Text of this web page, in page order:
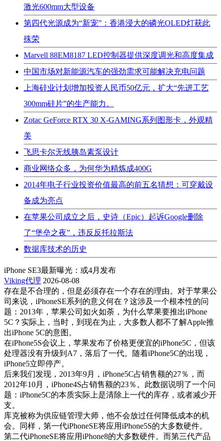
激光600mm大型设备
第四代光源成为“新宠”：香港浸大的磷光OLED灯获此
殊荣
Marvell 88EM8187 LED控制器提供深度调光和高度集成
中国市场对新能源汽车的强劲需求可能解决充电问题
上海硅业计划增加投资人民币50亿元，扩大“先进工艺
300mm硅片”的生产能力。
Zotac GeForce RTX 30 X-GAMING系列图形卡，外观精
美
飞思卡尔无线胰岛素泵设计
商业网络众多，为何华为精炼成400G
2014年电子行业投资价值最高的前五名猜想：可穿戴设
备成为亮点
在苹果公司成立之后，史诗（​​Epic）起诉Google删除
了“堡垒之夜”，违反反托拉斯法
数据库技术的历史
iPhone SE3最新曝光：或4月发布
Viking代理 2026-08-08
存在是不合理的，但是必须存在一个存在的理由。对于苹果公
司来说，iPhoneSE系列的意义何在？这涉及一个根本性的问
题：2013年，苹果公司如火如荼，为什么苹果要推出iPhone
5C？实际上，当时，到现在为止，大多数人都不了解Apple推
出iPhone 5C的意图。
在iPhone5S会议上，苹果发布了价格更便宜的iPhone5C，但该
处理器没有升级到A7，落后了一代。随着iPhone5C的出现，
iPhone5立即停产。
后来我们发现，2013年9月，iPhone5C占销售额的27％，而
2012年10月，iPhone4S占销售额的23％。此数据说明了一个问
题：iPhone5C的本质实际上是清除上一代的库存，或者减少开
支。
库克被称为供应链管理大师，他不会放过任何降低成本的机
会。同样，第一代iPhoneSE将应用iPhone5S的大多数硬件。
第二代iPhoneSE将应用iPhone8的大多数硬件。而第三代产品